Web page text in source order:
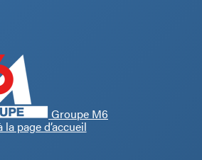
Groupe M6
la page d’accueil